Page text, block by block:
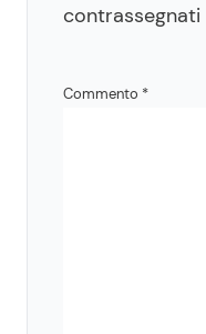
contrassegnati
Commento *